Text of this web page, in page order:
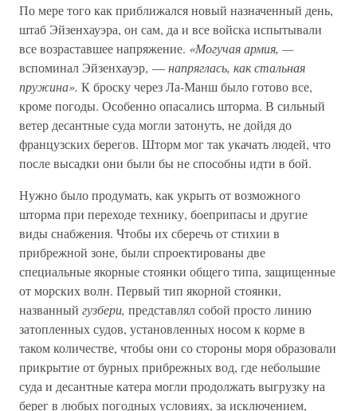
По мере того как приближался новый назначенный день,
штаб Эйзенхауэра, он сам, да и все войска испытывали
все возраставшее напряжение. «Могучая армия, —
вспоминал Эйзенхауэр, —напряглась, как стальная
пружина». К броску через Ла-Манш было готово все,
кроме погоды. Особенно опасались шторма. В сильный
ветер десантные суда могли затонуть, не дойдя до
французских берегов. Шторм мог так укачать людей, что
после высадки они были бы не способны идти в бой.
Нужно было продумать, как укрыть от возможного
шторма при переходе технику, боеприпасы и другие
виды снабжения. Чтобы их сберечь от стихии в
прибрежной зоне, были спроектированы две
специальные якорные стоянки общего типа, защищенные
от морских волн. Первый тип якорной стоянки,
названный гузбери, представлял собой просто линию
затопленных судов, установленных носом к корме в
таком количестве, чтобы они со стороны моря образовали
прикрытие от бурных прибрежных вод, где небольшие
суда и десантные катера могли продолжать выгрузку на
берег в любых погодных условиях, за исключением,